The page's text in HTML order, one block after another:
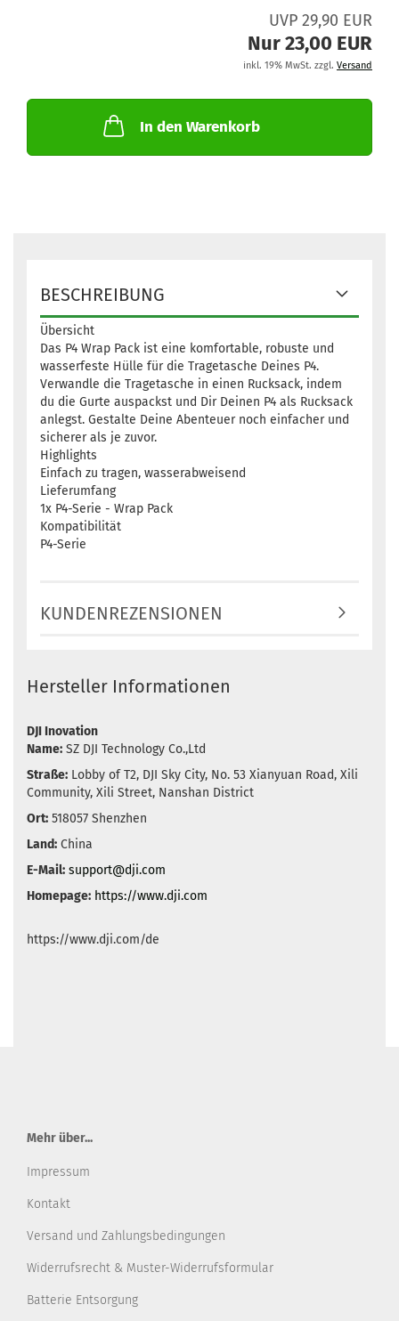
UVP 29,90 EUR
Nur 23,00 EUR
inkl. 19% MwSt. zzgl. Versand
In den Warenkorb
BESCHREIBUNG
Übersicht
Das P4 Wrap Pack ist eine komfortable, robuste und
wasserfeste Hülle für die Tragetasche Deines P4.
Verwandle die Tragetasche in einen Rucksack, indem
du die Gurte auspackst und Dir Deinen P4 als Rucksack
anlegst. Gestalte Deine Abenteuer noch einfacher und
sicherer als je zuvor.
Highlights
Einfach zu tragen, wasserabweisend
Lieferumfang
1x P4-Serie - Wrap Pack
Kompatibilität
P4-Serie
KUNDENREZENSIONEN
Hersteller Informationen
DJI Inovation
Name: SZ DJI Technology Co.,Ltd
Straße: Lobby of T2, DJI Sky City, No. 53 Xianyuan Road, Xili
Community, Xili Street, Nanshan District
Ort: 518057 Shenzhen
Land: China
E-Mail: support@dji.com
Homepage: https://www.dji.com
https://www.dji.com/de
Mehr über...
Impressum
Kontakt
Versand und Zahlungsbedingungen
Widerrufsrecht & Muster-Widerrufsformular
Batterie Entsorgung